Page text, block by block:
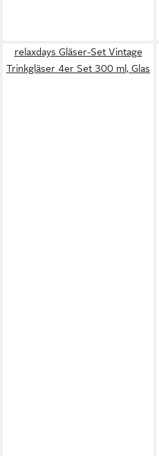
relaxdays Gläser-Set Vintage
Trinkgläser 4er Set 300 ml, Glas